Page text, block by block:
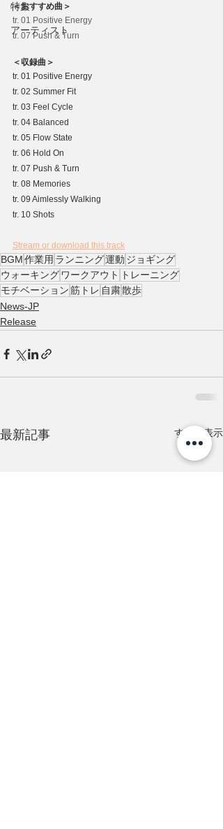
特集
アーティスト
＜おすすめ曲＞
tr. 01 Positive Energy
tr. 07 Push & Turn
＜収録曲＞
tr. 01 Positive Energy
tr. 02 Summer Fit
tr. 03 Feel Cycle
tr. 04 Balanced
tr. 05 Flow State
tr. 06 Hold On
tr. 07 Push & Turn
tr. 08 Memories
tr. 09 Aimlessly Walking
tr. 10 Shots
Stream or download this track
BGM作業用 ランニング運動 ジョギング
ウォーキング ワークアウト
トレーニング
モチベーション筋トレ 自粛散歩
News-JP
Release
最新記事 すべて表示